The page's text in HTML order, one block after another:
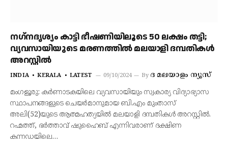
നഗ്‌നദൃശ്യം കാട്ടി ഭീഷണിയിലൂടെ 50 ലക്ഷം തട്ടി;
വ്യവസായിയുടെ മരണത്തിൽ മലയാളി ദമ്പതികൾ
അറസ്റ്റിൽ
INDIA KERALA LATEST 09/10/2024 By ദ മലയാളം ന്യൂസ്‌
മംഗളൂരു: കർണാടകയിലെ വ്യവസായിയും സ്വകാര്യ വിദ്യാഭ്യാസ
സ്ഥാപനങ്ങളുടെ ചെയർമാനുമായ ബി.എം മുംതാസ്
അലി(52)യുടെ ആത്മഹത്യയിൽ മലയാളി ദമ്പതികൾ അറസ്റ്റിൽ.
റഹ്മത്ത്, ഭർത്താവ് ഷുഹൈബ് എന്നിവരാണ് ദക്ഷിണ
കന്നഡയിലെ…